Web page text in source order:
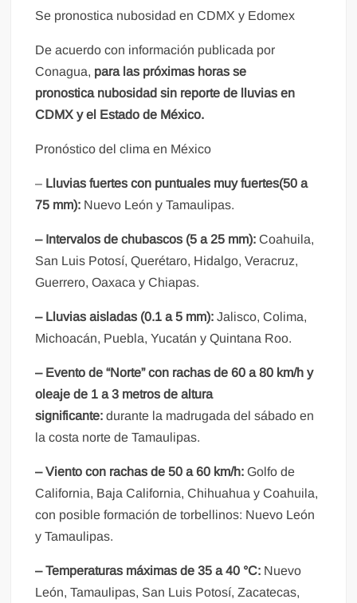
Se pronostica nubosidad en CDMX y Edomex
De acuerdo con información publicada por
Conagua, para las próximas horas se
pronostica nubosidad sin reporte de lluvias en
CDMX y el Estado de México.
Pronóstico del clima en México
– Lluvias fuertes con puntuales muy fuertes(50 a
75 mm): Nuevo León y Tamaulipas.
– Intervalos de chubascos (5 a 25 mm):Coahuila,
San Luis Potosí, Querétaro, Hidalgo, Veracruz,
Guerrero, Oaxaca y Chiapas.
– Lluvias aisladas (0.1 a 5 mm): Jalisco, Colima,
Michoacán, Puebla, Yucatán y Quintana Roo.
– Evento de “Norte” con rachas de 60 a 80 km/h y
oleaje de 1 a 3 metros de altura
significante: durante la madrugada del sábado en
la costa norte de Tamaulipas.
– Viento con rachas de 50 a 60 km/h: Golfo de
California, Baja California, Chihuahua y Coahuila,
con posible formación de torbellinos: Nuevo León
y Tamaulipas.
– Temperaturas máximas de 35 a 40 °C: Nuevo
León, Tamaulipas, San Luis Potosí, Zacatecas,